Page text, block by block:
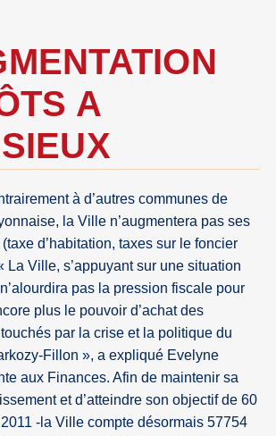
A
à d’autres communes de
la Ville n’augmentera pas ses
d’habitation, taxes sur le foncier
La Ville, s’appuyant sur une situation
pas la pression fiscale pour
plus le pouvoir d’achat des
par la crise et la politique du
Fillon », a expliqué Evelyne
aux Finances. Afin de maintenir sa
et d’atteindre son objectif de 60
-la Ville compte désormais 57754